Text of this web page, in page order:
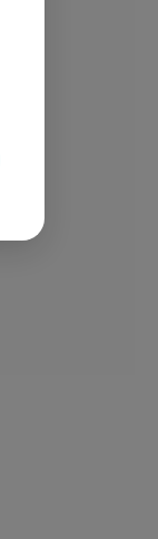
Записаться